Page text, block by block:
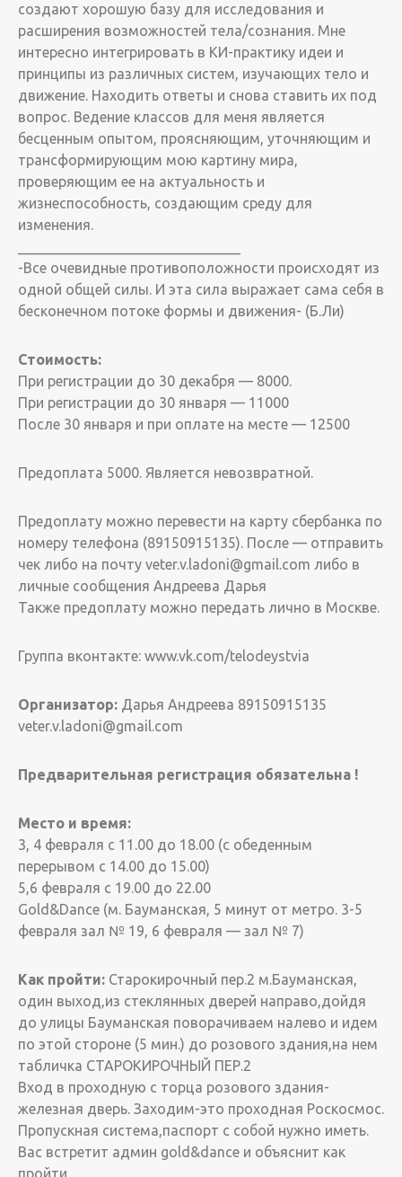
создают хорошую базу для исследования и
расширения возможностей тела/сознания. Мне
интересно интегрировать в КИ-практику идеи и
принципы из различных систем, изучающих тело и
движение. Находить ответы и снова ставить их под
вопрос. Ведение классов для меня является
бесценным опытом, проясняющим, уточняющим и
трансформирующим мою картину мира,
проверяющим ее на актуальность и
жизнеспособность, создающим среду для
изменения.
-Все очевидные противоположности происходят из
одной общей силы. И эта сила выражает сама себя в
бесконечном потоке формы и движения- (Б.Ли)
Стоимость:
При регистрации до 30 декабря — 8000.
При регистрации до 30 января — 11000
После 30 января и при оплате на месте — 12500
Предоплата 5000. Является невозвратной.
Предоплату можно перевести на карту сбербанка по
номеру телефона (89150915135). После — отправить
чек либо на почту veter.v.ladoni@gmail.com либо в
личные сообщения Андреева Дарья
Также предоплату можно передать лично в Москве.
Группа вконтакте: www.vk.com/telodeystvia
Организатор: Дарья Андреева 89150915135
veter.v.ladoni@gmail.com
Предварительная регистрация обязательна !
Место и время:
3, 4 февраля с 11.00 до 18.00 (с обеденным
перерывом с 14.00 до 15.00)
5,6 февраля с 19.00 до 22.00
Gold&Dance (м. Бауманская, 5 минут от метро. 3-5
февраля зал № 19, 6 февраля — зал № 7)
Как пройти: Старокирочный пер.2 м.Бауманская,
один выход,из стеклянных дверей направо,дойдя
до улицы Бауманская поворачиваем налево и идем
по этой стороне (5 мин.) до розового здания,на нем
табличка СТАРОКИРОЧНЫЙ ПЕР.2
Вход в проходную с торца розового здания-
железная дверь. Заходим-это проходная Роскосмос.
Пропускная система,паспорт с собой нужно иметь.
Вас встретит админ gold&dance и объяснит как
пройти.